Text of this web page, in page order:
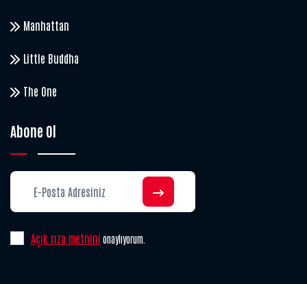
Manhattan
Little Buddha
The One
Abone Ol
Açık rıza metnini onaylıyorum.